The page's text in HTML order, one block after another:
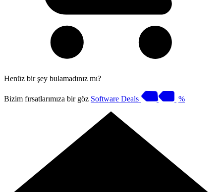
Henüz bir şey bulamadınız mı?
Bizim fırsatlarımıza bir göz Software Deals %